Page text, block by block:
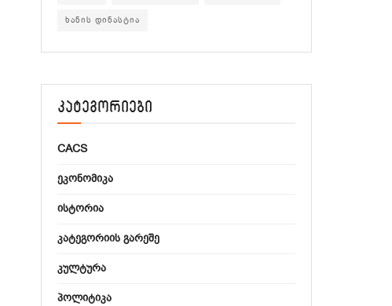
ხანის დინასტია
კატეგორიები
CACS
ᲔᲙᲝᲜᲝᲛᲘᲙᲐ
ᲘᲡᲢᲝᲠᲘᲐ
ᲙᲐᲢᲔᲒᲝᲠᲘᲘᲡ ᲒᲐᲠᲔᲨᲔ
ᲙᲣᲚᲢᲣᲠᲐ
ᲞᲝᲚᲘᲢᲘᲙᲐ